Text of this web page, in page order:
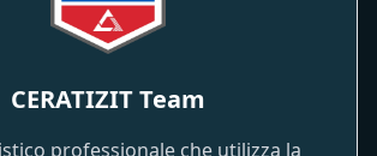
CERATIZIT Team
professionale che utilizza la